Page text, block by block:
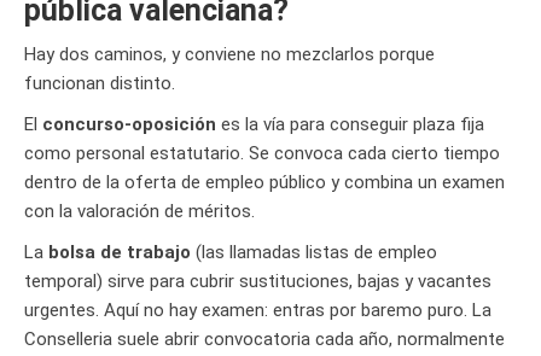
pública valenciana?
Hay dos caminos, y conviene no mezclarlos porque
funcionan distinto.
El concurso-oposición es la vía para conseguir plaza fija
como personal estatutario. Se convoca cada cierto tiempo
dentro de la oferta de empleo público y combina un examen
con la valoración de méritos.
La bolsa de trabajo (las llamadas listas de empleo
temporal) sirve para cubrir sustituciones, bajas y vacantes
urgentes. Aquí no hay examen: entras por baremo puro. La
Conselleria suele abrir convocatoria cada año, normalmente